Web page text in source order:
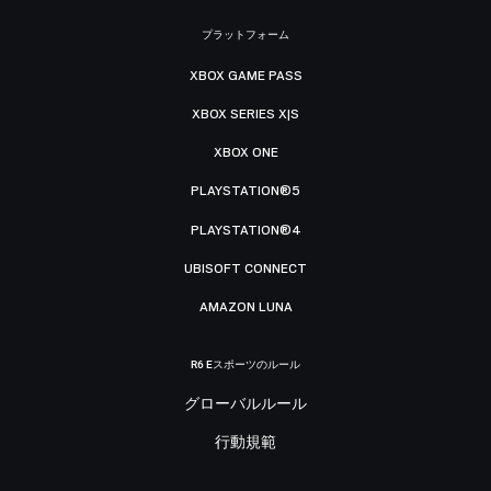
プラットフォーム
XBOX GAME PASS
XBOX SERIES X|S
XBOX ONE
PLAYSTATION®5
PLAYSTATION®4
UBISOFT CONNECT
AMAZON LUNA
R6 Eスポーツのルール
グローバルルール
行動規範